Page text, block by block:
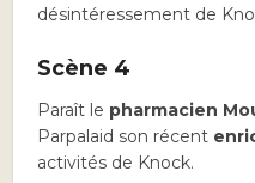
désintéressement de
Scène 4
Paraît le pharmacien
Parpalaid son récent
activités de Knock.